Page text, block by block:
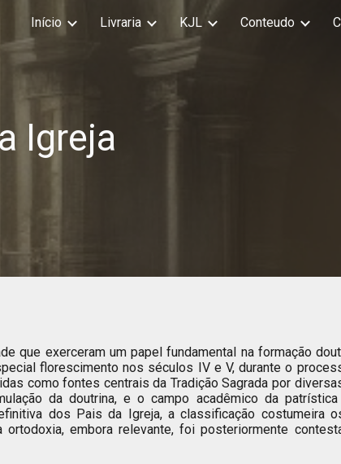
Skip to navigation
Início Livraria KJL Conteudo
Igreja
que exerceram um papel fundamental na formação
florescimento nos séculos IV e V, durante o
como fontes centrais da Tradição Sagrada por
da doutrina, e o campo acadêmico da
dos Pais da Igreja, a classificação costumeira
embora relevante, foi posteriormente